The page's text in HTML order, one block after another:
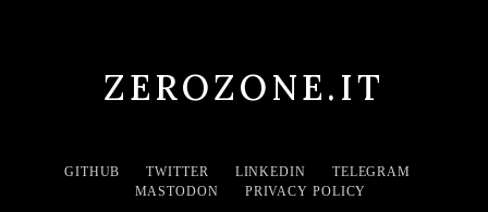
ZEROZONE.IT
GITHUB TWITTER LINKEDIN
TELEGRAM
MASTODON
PRIVACY POLICY